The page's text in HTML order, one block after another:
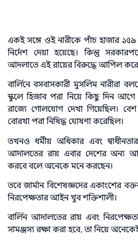
একই সঙ্গে ওই নারীকে পাঁচ হাজার
নির্দেশ দেয়া হয়েছে। কিন্তু
আদলাতে এই রায়ের বিরুদ্ধে আপিল
বার্লিনে বসবাসকারী মুসলিম নারীরা
স্কুলে হিজাব পরা নিয়ে কিছু দিন
রাজ্যে গোলযোগ দেখা গিয়েছিল।
বোরখা পরা নিষিদ্ধ ঘোষণা করেছিল।
তখনও ধর্মীয় অধিকার এবং স্বাধীনতার
আদালতের রায় এবার দেশের অন্য
করবে বলে অনেকে মনে করছেন।
তবে জার্মান বিশেষজ্ঞদের একাংশের
নিরপেক্ষতার আইন খুব শক্তিশালী।
বার্লিন আদালতের রায় এবং
সামঞ্জস্য রক্ষা করা হবে, তা নিয়ে